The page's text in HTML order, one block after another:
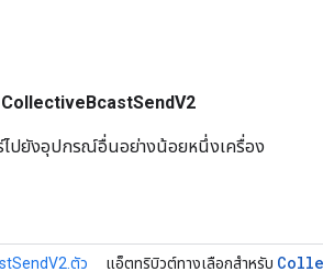
CollectiveBcastSendV2
ไปยังอุปกรณ์อื่นอย่างน้อยหนึ่งเครื่อง
ตัว
แอ็ตทริบิวต์ทางเลือกสำหรับ